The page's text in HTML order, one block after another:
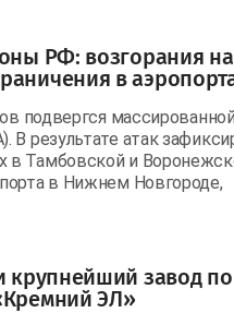
РФ: возгорания на
в
подвергся
В результате атак
Тамбовской и
в Нижнем Новгороде,
крупнейший завод по
ЭЛ»